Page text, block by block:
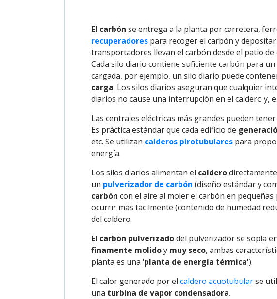
El carbón se entrega a la planta por carretera,
recuperadores para recoger el carbón y
transportadores llevan el carbón desde el patio de
Cada silo diario contiene suficiente carbón para
cargada, por ejemplo, un silo diario puede
carga. Los silos diarios aseguran que cualquier
diarios no cause una interrupción en el caldero y,
Las centrales eléctricas más grandes pueden
Es práctica estándar que cada edificio de
etc. Se utilizan calderos pirotubulares para
energía.
Los silos diarios alimentan el caldero
un pulverizador de carbón (diseño estándar y
carbón con el aire al moler el carbón en
ocurrir más fácilmente (contenido de humedad
del caldero.
El carbón pulverizadodel pulverizador se sopla
finamente molidoy muy seco, ambas
planta es una ‘planta de energía térmica').
El calor generado por el caldero acuotubularse
una turbina de vapor condensadora.